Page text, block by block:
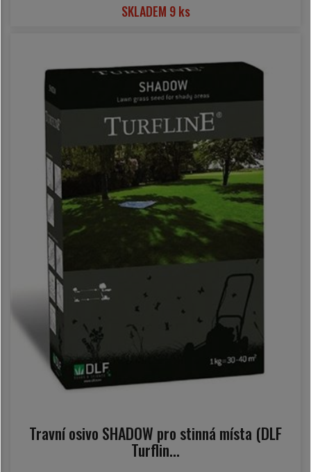
SKLADEM 9 ks
Travní osivo SHADOW pro stinná místa (DLF
Turflin...